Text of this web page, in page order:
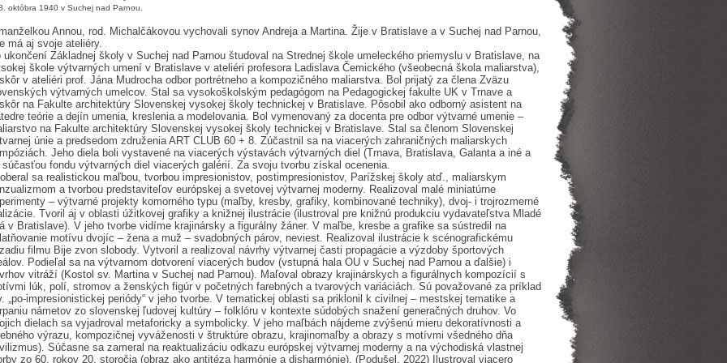
októbra 1940 v Suchej nad Parnou.
Annou, rod. Michalčákovou vychovali synov Andreja a Martina. Žije v Bratislave a v Suchej nad Parnou,
má aj svoje ateliéry.
ukončení Základnej školy v Suchej nad Parnou študoval na Strednej škole umeleckého priemyslu v Bratislave, na
škole výtvarných umení v Bratislave v ateliéri profesora Ladislava Čemického (všeobecná škola maliarstva),
v ateliéri prof. Jána Mudrocha odbor portrétneho a kompozičného maliarstva. Bol prijatý za člena Zväzu
výtvarných umelcov. Stal sa vysokoškolským pedagógom na Pedagogickej fakulte UK v Trnave a
na Fakulte architektúry Slovenskej vysokej školy technickej v Bratislave. Pôsobil ako odborný asistent na
teórie a dejín umenia, kreslenia a modelovania. Bol vymenovaný za docenta pre odbor výtvarné umenie –
na Fakulte architektúry Slovenskej vysokej školy technickej v Bratislave. Stal sa členom Slovenskej
únie a predsedom združenia ART CLUB 60 + 8. Zúčastnil sa na viacerých zahraničných maliarskych
Jeho diela boli vystavené na viacerých výstavách výtvarných diel (Trnava, Bratislava, Galanta a iné a
súčasťou fondu výtvarných diel viacerých galérií. Za svoju tvorbu získal ocenenia.
sa realistickou maľbou, tvorbou impresionistov, postimpresionistov, Parížskej školy atď., maliarskym
a tvorbou predstaviteľov európskej a svetovej výtvarnej moderny. Realizoval malé miniatúrne
– výtvarné projekty komorného typu (maľby, kresby, grafiky, kombinované techniky), dvoj- i trojrozmerné
Tvoril aj v oblasti úžitkovej grafiky a knižnej ilustrácie (ilustroval pre knižnú produkciu vydavateľstva Mladé
v Bratislave). V jeho tvorbe vidíme krajinársky a figurálny žáner. V maľbe, kresbe a grafike sa sústredil na
motívu dvojíc – žena a muž – svadobných párov, neviest. Realizoval ilustrácie k scénografickému
filmu Bije zvon slobody. Vytvoril a realizoval návrhy výtvarnej časti propagácie a výzdoby športových
Podieľal sa na výtvarnom dotvorení viacerých budov (vstupná hala OU v Suchej nad Parnou a ďalšie) i
vitráží (Kostol sv. Martina v Suchej nad Parnou). Maľoval obrazy krajinárskych a figurálnych kompozícií s
lúk, polí, stromov a ženských figúr v početných farebných a tvarových variáciách. Sú považované za príklad
„po-impresionistickej periódy“ v jeho tvorbe. V tematickej oblasti sa priklonil k civilnej – mestskej tematike a
námetov zo slovenskej ľudovej kultúry – folklóru v kontexte súdobých snažení generačných druhov. Vo
dielach sa vyjadroval metaforicky a symbolicky. V jeho maľbách nájdeme zvýšenú mieru dekoratívnosti a
výrazu, kompozičnej vyváženosti v štruktúre obrazu, krajinomaľby a obrazy s motívmi všedného dňa
Súčasne sa zameral na reaktualizáciu odkazu európskej výtvarnej moderny a na východiská vlastnej
zo 60. rokov 20. storočia (obraz ako antitéza harmónie a disharmónie). (Podušel, 2022) Ilustroval viacero